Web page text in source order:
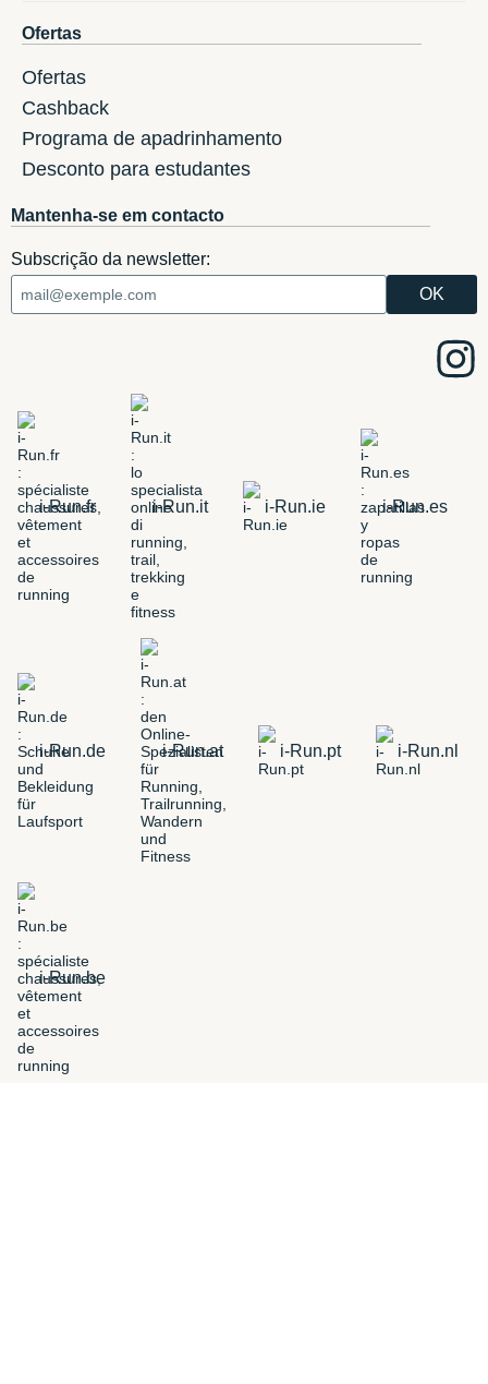
Ofertas
Ofertas
Cashback
Programa de apadrinhamento
Desconto para estudantes
Mantenha-se em contacto
Subscrição da newsletter:
i-Run.fr i-Run.it i-Run.ie i-Run.es
i-Run.de i-Run.at i-Run.pt i-Run.nl
i-Run.be